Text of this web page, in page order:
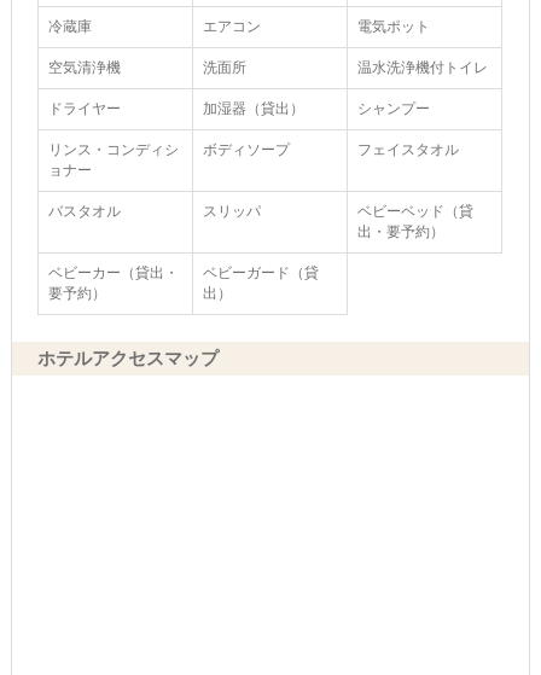
冷蔵庫 エアコン 電気ポット
空気清浄機 洗面所 温水洗浄機付トイレ
ドライヤー 加湿器（貸出） シャンプー
リンス・コンディシ
ョナー
ボディソープ フェイスタオル
バスタオル スリッパ
ベビーベッド（貸
出・要予約）
ベビーカー（貸出・
要予約）
ベビーガード（貸
出）
ホテルアクセスマップ